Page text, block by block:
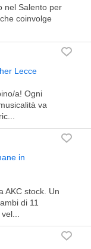
nel Salento per
coinvolge
Lecce
a! Ogni
va
in
AKC stock. Un
di 11